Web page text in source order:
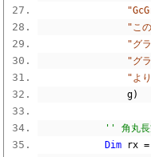
"こ
"グ
"グ
"よ
                g
)
'' 角丸長
Dim rx =